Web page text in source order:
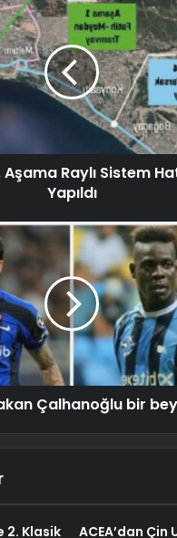
Raylı Sistem
Yapıldı
Çalhanoğlu bir
2. Klasik
ACEA’dan Çin